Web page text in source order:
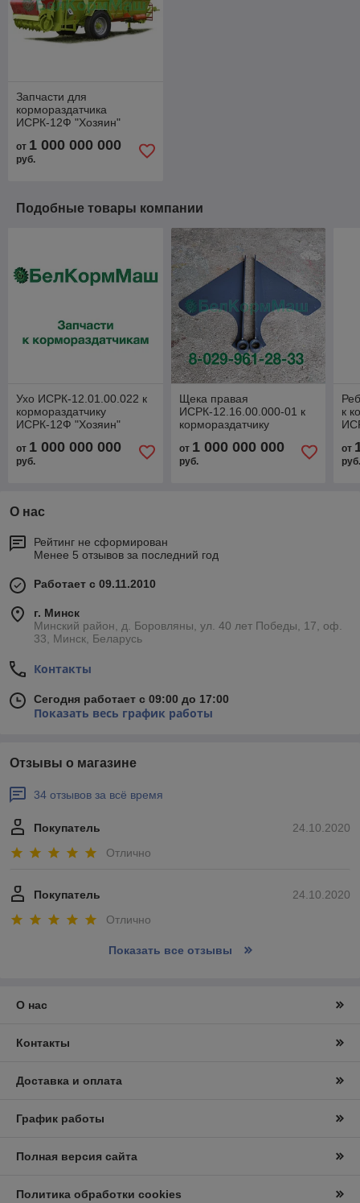
Запчасти для
кормораздатчика
ИСРК-12Ф "Хозяин"
от 1 000 000 000
руб.
Подобные товары компании
Ухо ИСРК-12.01.00.022 к
кормораздатчику
ИСРК-12Ф "Хозяин"
от 1 000 000 000
руб.
Щека правая
ИСРК-12.16.00.000-01 к
кормораздатчику
от 1 000 000 000
руб.
к
от
О нас
Рейтинг не сформирован
Менее 5 отзывов за последний год
Работает с 09.11.2010
г. Минск
Минский район, д. Боровляны, ул. 40 лет Победы, 17, оф.
33, Минск, Беларусь
Контакты
Сегодня работает с 09:00 до 17:00
Показать весь график работы
Отзывы о магазине
34 отзывов за всё время
24.10.2020
Покупатель
Отлично
24.10.2020
Покупатель
Отлично
Показать все отзывы
О нас
Контакты
Доставка и оплата
График работы
Полная версия сайта
Политика обработки cookies